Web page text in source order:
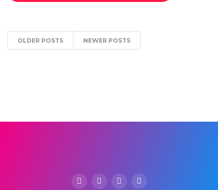
OLDER POSTS NEWER POSTS